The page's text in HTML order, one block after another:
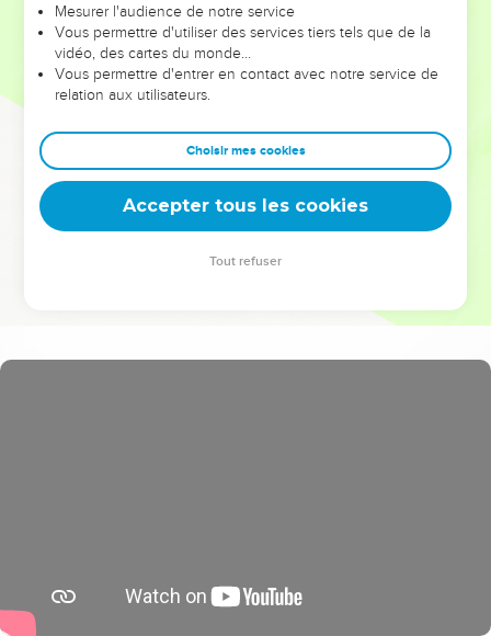
leur foi ou leur vision. Mais on voit moins les doutes, les erreurs
et les saisons difficiles qu'ils ont traversés, alors même que ce
sont elles qui les ont façonnés.
Dans cette conférence, leaders, entrepreneurs, et responsables
clés pour avancer avec plus de sagesse afin que leurs erreurs
deviennent vos tremplins. Que vous guidiez un ministère, une
équipe, un groupe ou une famille, leur expérience est faite
Mesurer l'audience de notre service
Vous permettre d'utiliser des services tiers tels que de la
vidéo, des cartes du monde…
Vous permettre d'entrer en contact avec notre service de
relation aux utilisateurs.
Choisir mes cookies
Accepter tous les cookies
Tout refuser